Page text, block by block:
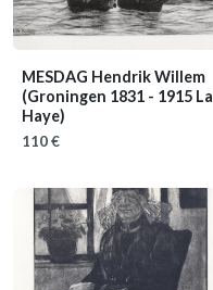
MESDAG Hendrik Willem
(Groningen 1831 - 1915 La
Haye)
110 €